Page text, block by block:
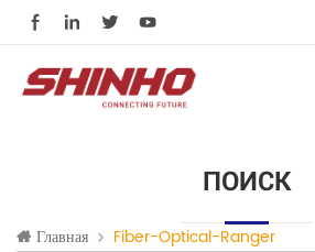
ПОИСК
Главная Fiber-Optical-Ranger